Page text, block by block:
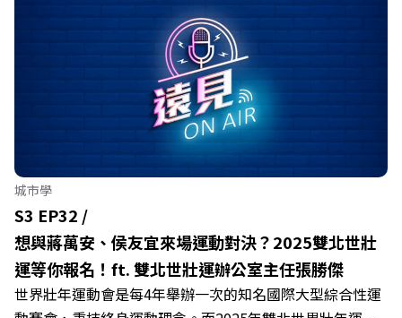
抽Gogoro和iPhone 15 pro？ 台北市身為全台首都，運動
人口不但是六都第1名，更是全台最早成立體育處的縣市，
在推動體育方面，具備前瞻性與全民性，未來也計畫興建9
座台北躍動館，推動多元運動項目和AI技術，並且與12座國
民運動中心打造更完善的台北市運動地圖。 本集【遠見 ON
AIR】邀請到台北市體育局局長王泓翔，來分享台北市在體
育領域的領先策略及獨特之處，並鼓勵市民透過參與運動，
展現台灣的活力，讓世界看見台灣的體育精神。 🔺 台北市
連霸運動城市第1名，用心推廣全民運動！ 🔺 計劃興建9座
躍動館！增設多元運動設施與AI技術 🔺 聯合私營運動館，
推動「臺北樂運動」計畫！ 🔺 2025亞洲首屆世界壯年運動
會！ 🔺 重視選手培育，提供訓練輔助金！ 主持人／遠見智
庫總編輯李建興 與談人／台北市體育局局長王泓翔 +++++
城市學
S3 EP32 /
想與蔣萬安、侯友宜來場運動對決？2025雙北世壯
運等你報名！ft. 雙北世壯運辦公室主任張勝傑
世界壯年運動會是每4年舉辦一次的知名國際大型綜合性運